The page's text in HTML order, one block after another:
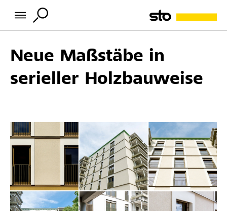
Neue Maßstäbe in
serieller Holzbauweise